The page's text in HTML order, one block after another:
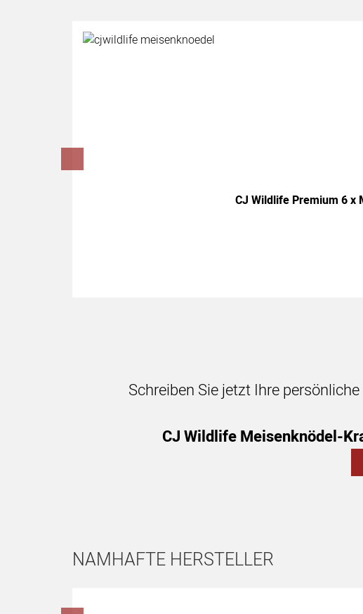
CJ Wildlife Premium 6 x
Schreiben Sie jetzt Ihre
CJ Wildlife Meisenknödel-
NAMHAFTE HERSTELLER